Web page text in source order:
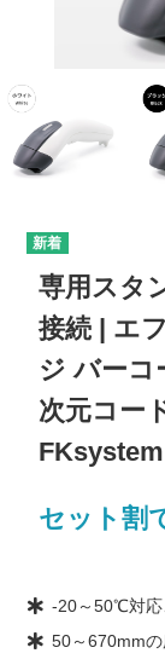
専用スタ
接続 | エ
ジ バーコ
次元コー
FKsystem
セット割
製品の注目ポイン
-20～50℃対応
50～670mm